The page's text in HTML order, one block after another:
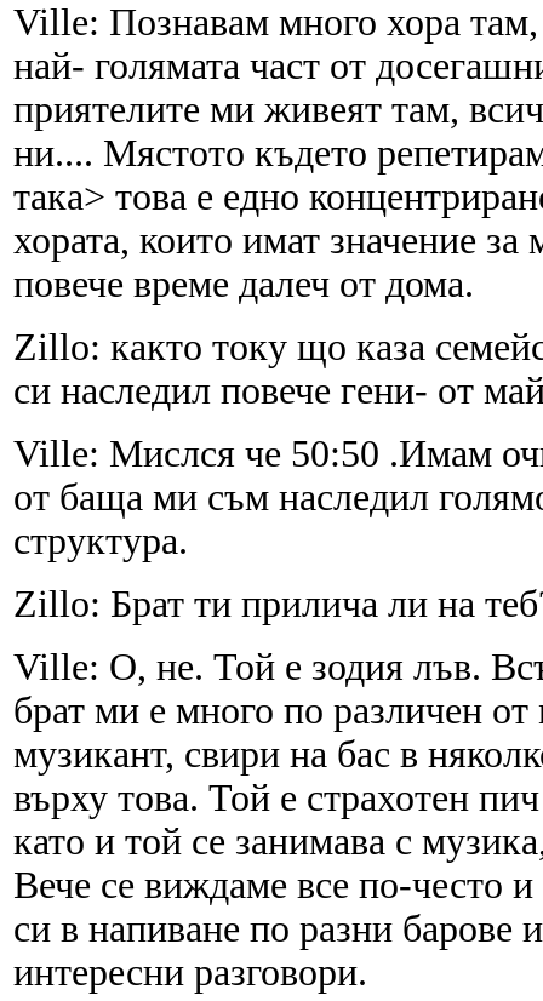
Ville: Познавам много хора там,
най- голямата част от
приятелите ми живеят там,
ни.... Мястото където
така> това е едно
хората, които имат значение
повече време далеч от дома.
Zillo: както току що каза
си наследил повече гени- от
Ville: Мислся че 50:50 .Имам
от баща ми съм наследил
структура.
Zillo: Брат ти прилича ли на
Ville: О, не. Той е зодия лъв.
брат ми е много по различен
музикант, свири на бас в
върху това. Той е страхотен
като и той се занимава с
Вече се виждаме все по-често
си в напиване по разни
интересни разговори.